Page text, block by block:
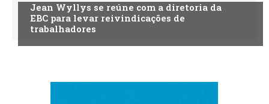
Jean Wyllys se reúne com a diretoria da
EBC para levar reivindicações de
trabalhadores